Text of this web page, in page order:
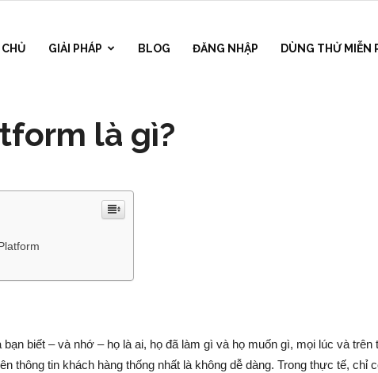
GIẢI PHÁP BLOG ĐĂNG NHẬP DÙNG THỬ MIỄN
là gì?
quan trọng
là quan trọng
biết – và nhớ – họ là ai, họ đã làm gì và họ muốn gì, mọi lúc và
thông tin khách hàng thống nhất là không dễ dàng. Trong thực tế,